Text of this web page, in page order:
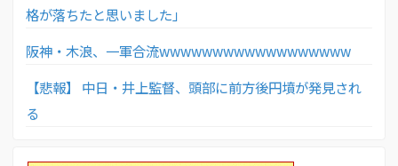
格が落ちたと思いました」
阪神・木浪、一軍合流wwwwwwwwwwwwwwwwww
【悲報】 中日・井上監督、頭部に前方後円墳が発見され
る